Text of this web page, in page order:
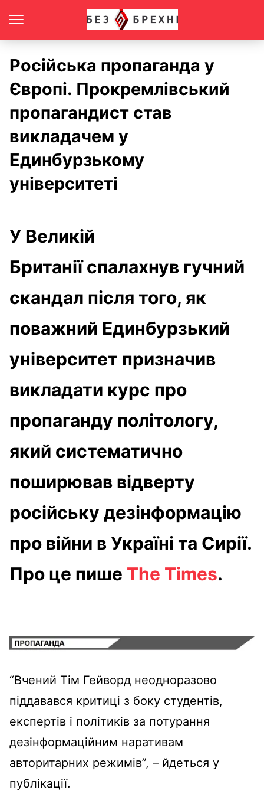
Російська пропаганда у
Європі. Прокремлівський
пропагандист став
викладачем у
Единбурзькому
університеті
У Великій
Британії спалахнув гучний
скандал після того, як
поважний Единбурзький
університет призначив
викладати курс про
пропаганду політологу,
який систематично
поширював відверту
російську дезінформацію
про війни в Україні та Сирії.
Про це пише The Times.
“Вчений Тім Гейворд неодноразово
піддавався критиці з боку студентів,
експертів і політиків за потурання
дезінформаційним наративам
авторитарних режимів”, – йдеться у
публікації.